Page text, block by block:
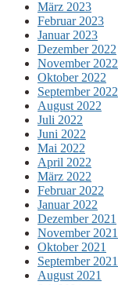
März 2023
Februar 2023
Januar 2023
Dezember 2022
November 2022
Oktober 2022
September 2022
August 2022
Juli 2022
Juni 2022
Mai 2022
April 2022
März 2022
Februar 2022
Januar 2022
Dezember 2021
November 2021
Oktober 2021
September 2021
August 2021